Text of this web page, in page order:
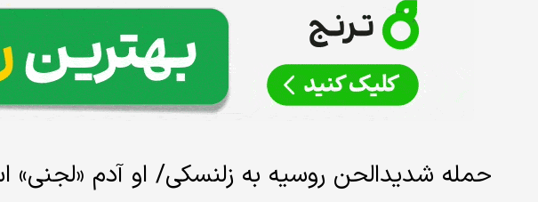
حمله شدیدالحن روسیه به زلنسکی/ او آدم «لجنی»